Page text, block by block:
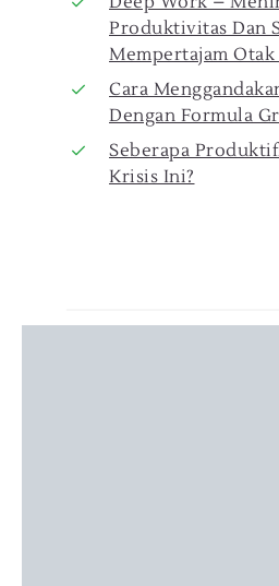
Produktivitas Dan
Mempertajam Otak
Cara
Dengan Formula
Seberapa
Krisis Ini?